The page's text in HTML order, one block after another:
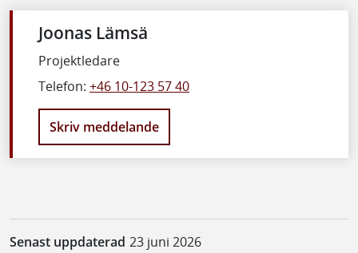
Joonas Lämsä
Projektledare
Telefon: +46 10-123 57 40
Skriv meddelande
Senast uppdaterad 23 juni 2026